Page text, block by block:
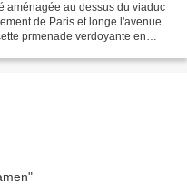
aménagée au dessus du viaduc
de Paris et longe l'avenue
prmenade verdoyante en